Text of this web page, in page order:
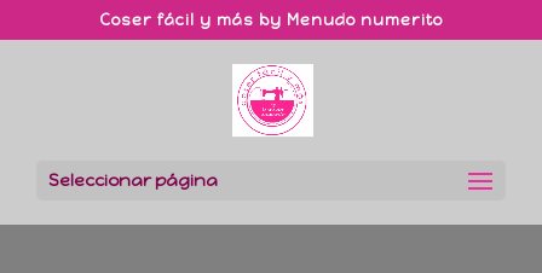
Coser fácil y más by Menudo numerito
Seleccionar página